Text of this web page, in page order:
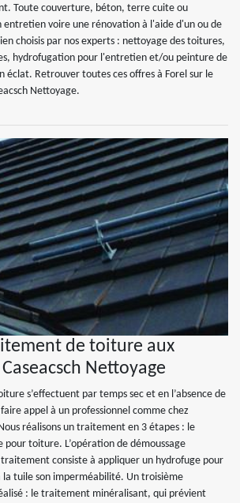
Toute couverture, béton, terre cuite ou
voire une rénovation à l'aide d'un ou de
choisis par nos experts : nettoyage des toitures,
hydrofugation pour l'entretien et/ou peinture de
éclat. Retrouver toutes ces offres à Forel sur le
Nettoyage.
de toiture aux
Nettoyage
s’effectuent par temps sec et en l’absence de
appel à un professionnel comme chez
réalisons un traitement en 3 étapes : le
toiture. L’opération de démoussage
consiste à appliquer un hydrofuge pour
tuile son imperméabilité. Un troisième
: le traitement minéralisant, qui prévient